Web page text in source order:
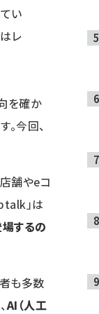
い
レ
を確か
今回、
舗やeコ
」は
するの
も多数
、AI（人工